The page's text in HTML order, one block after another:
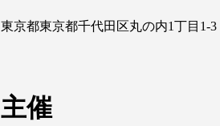
東京都東京都千代田区丸の内1丁目1-
主催